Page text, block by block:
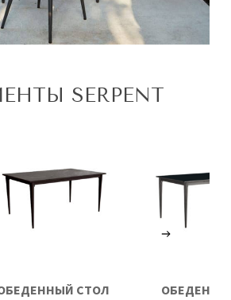
SERPENT
СТОЛ